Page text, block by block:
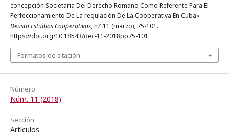
concepción Societaria Del Derecho Romano Como Referente Para El
Perfeccionamiento De La regulación De La Cooperativa En Cuba».
Deusto Estudios Cooperativos, n.º 11 (marzo), 75-101.
https://doi.org/10.18543/dec-11-2018pp75-101.
Formatos de citación
Número
Núm. 11 (2018)
Sección
Artículos